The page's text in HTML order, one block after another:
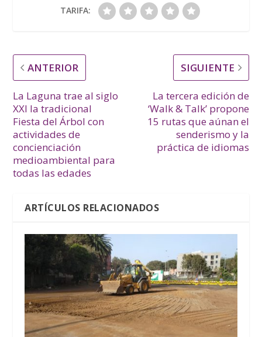
TARIFA:
ANTERIOR
La Laguna trae al siglo
XXI la tradicional
Fiesta del Árbol con
actividades de
concienciación
medioambiental para
todas las edades
SIGUIENTE
La tercera edición de
‘Walk & Talk’ propone
15 rutas que aúnan el
senderismo y la
práctica de idiomas
ARTÍCULOS RELACIONADOS